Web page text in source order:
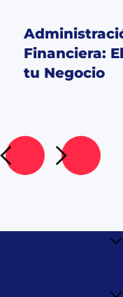
Financiera:
tu Negocio
Ir al artículoIr al